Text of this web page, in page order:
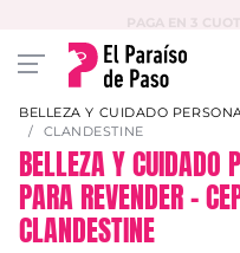
BELLEZA Y CUIDADO
CLANDESTINE
BELLEZA Y CUIDADO
PARA REVENDER –
CLANDESTINE